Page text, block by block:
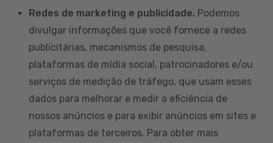
Redes de marketing e publicidade. Podemos
divulgar informações que você fornece a redes
publicitárias, mecanismos de pesquisa,
plataformas de mídia social, patrocinadores e/ou
serviços de medição de tráfego, que usam esses
dados para melhorar e medir a eficiência de
nossos anúncios e para exibir anúncios em sites e
plataformas de terceiros. Para obter mais